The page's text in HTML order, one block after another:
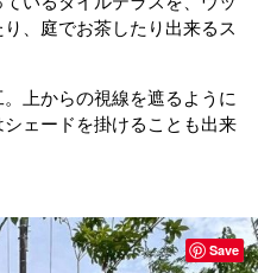
、庭でお茶したり出来るス
上からの視線を遮るように
ェードを掛けることも出来
Save